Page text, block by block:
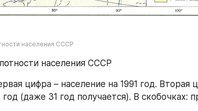
населения СССР
населения СССР
цифра – население на 1991 год. Вторая
(даже 31 год получается). В скобочках: